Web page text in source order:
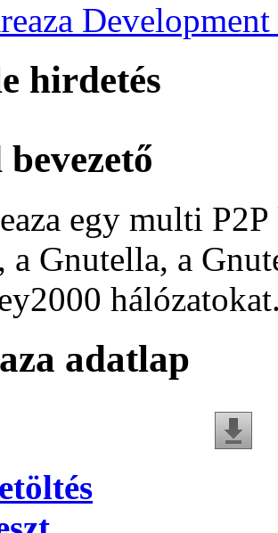
Development
hirdetés
egy multi
a Gnutella, a
adatlap